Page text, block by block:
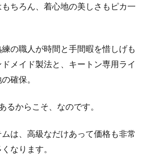
ストールはアレンジ次第でボレロに
も！アレンジ術をご紹介！
すること...
ライダースとノーカラー、似合うの
ちろん、着心地の美しさもピカ一
の職人が時間と手間暇を惜しげも
メイド製法と、キートン専用ライ
確保。
るからこそ、なのです。
は、高級なだけあって価格も非常
なります。